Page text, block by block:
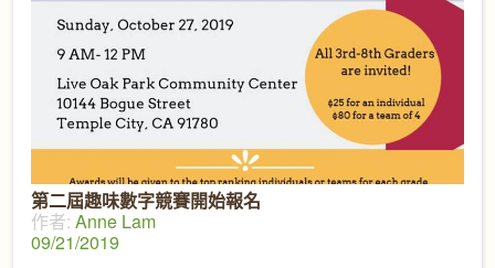
第二屆趣味數字競賽開始報名
作者: Anne Lam
09/21/2019